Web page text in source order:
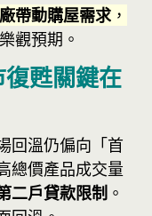
帶動購屋需求 ，
觀預期。
甦關鍵在
回溫仍偏向「首
總價產品成交量
二戶貸款限制 。